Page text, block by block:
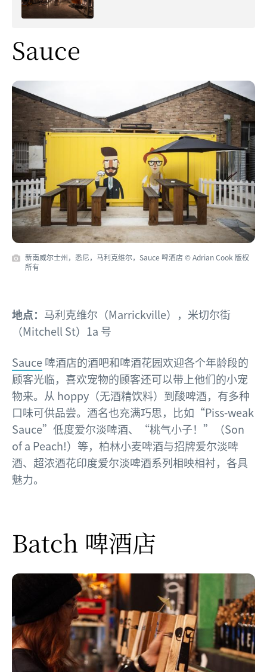
Sauce
新南威尔士州，悉尼，马利克维尔，Sauce 啤酒店 © Adrian Cook 版权
所有
地点： 马利克维尔（Marrickville），米切尔街
（Mitchell St）1a 号
Sauce啤酒店的酒吧和啤酒花园欢迎各个年龄段的
顾客光临，喜欢宠物的顾客还可以带上他们的小宠
物来。从 hoppy（无酒精饮料）到酸啤酒，有多种
口味可供品尝。酒名也充满巧思，比如“Piss-weak
Sauce”低度爱尔淡啤酒、“桃气小子！”（Son
of a Peach!）等，柏林小麦啤酒与招牌爱尔淡啤
酒、超浓酒花印度爱尔淡啤酒系列相映相衬，各具
魅力。
Batch 啤酒店